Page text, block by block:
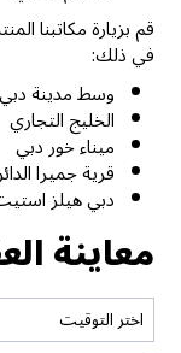
قم بزيارة مكاتبنا
في ذلك:
وسط مدينة دبي
الخليج التجاري
ميناء خور دبي
قرية جميرا
دبي هيلز
معاينة
اختر التوقيت